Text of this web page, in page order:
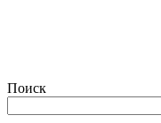
Поиск